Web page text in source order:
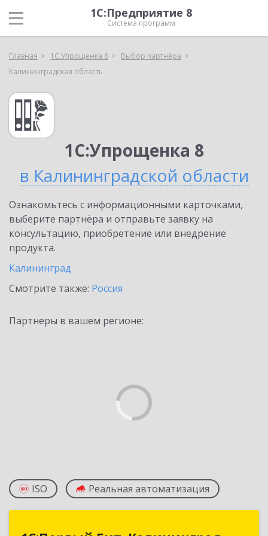
1С:Предприятие 8
Система программ
Главная 1С:Упрощенка 8
Выбор партнёра
Калининградская область
1С:Упрощенка 8
в Калининградской области
Ознакомьтесь с информационными карточками,
выберите партнёра и отправьте заявку на
консультацию, приобретение или внедрение
продукта.
Калининград
Смотрите также: Россия
Партнеры в вашем регионе:
ISO Реальная автоматизация
1С:Первый Бит, Калининград